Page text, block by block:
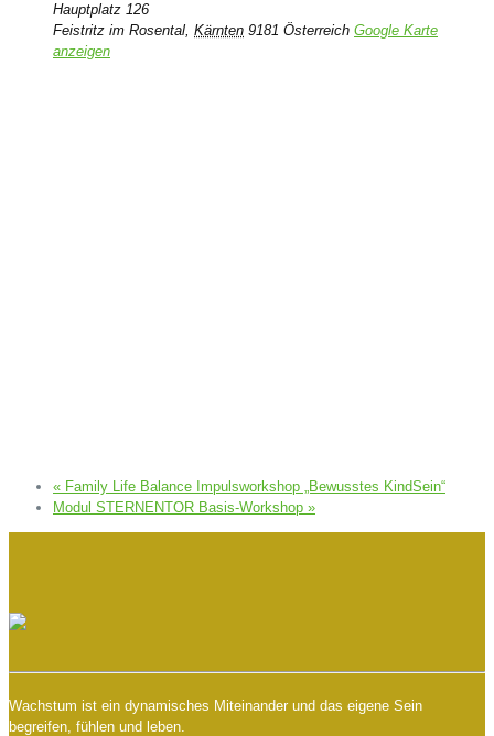
Hauptplatz 126
Feistritz im Rosental, Kärnten 9181 Österreich Google Karte
anzeigen
« Family Life Balance Impulsworkshop „Bewusstes KindSein“
Modul STERNENTOR Basis-Workshop »
Wachstum ist ein dynamisches Miteinander und das eigene Sein
begreifen, fühlen und leben.